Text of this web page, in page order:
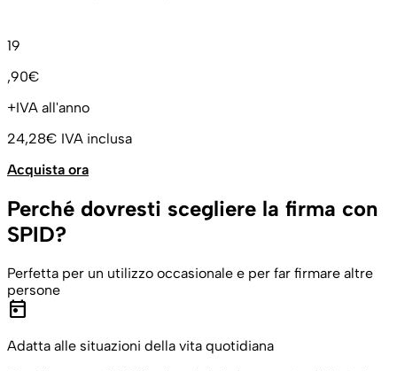
19
,90€
+IVA all'anno
24,28€ IVA inclusa
Acquista ora
Perché dovresti scegliere la firma con
SPID?
Perfetta per un utilizzo occasionale e per far firmare altre
persone
today
Adatta alle situazioni della vita quotidiana